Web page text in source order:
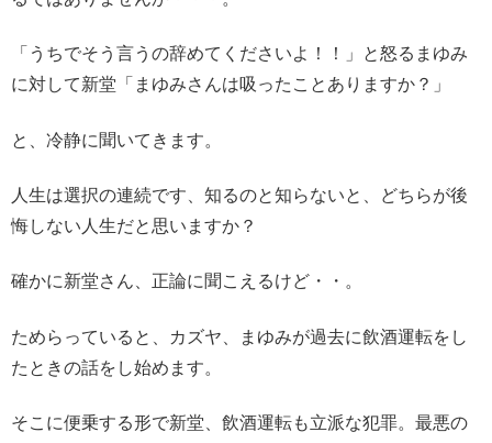
「うちでそう言うの辞めてくださいよ！！」と怒るまゆみ
に対して新堂「まゆみさんは吸ったことありますか？」
と、冷静に聞いてきます。
人生は選択の連続です、知るのと知らないと、どちらが後
悔しない人生だと思いますか？
確かに新堂さん、正論に聞こえるけど・・。
ためらっていると、カズヤ、まゆみが過去に飲酒運転をし
たときの話をし始めます。
そこに便乗する形で新堂、飲酒運転も立派な犯罪。最悪の